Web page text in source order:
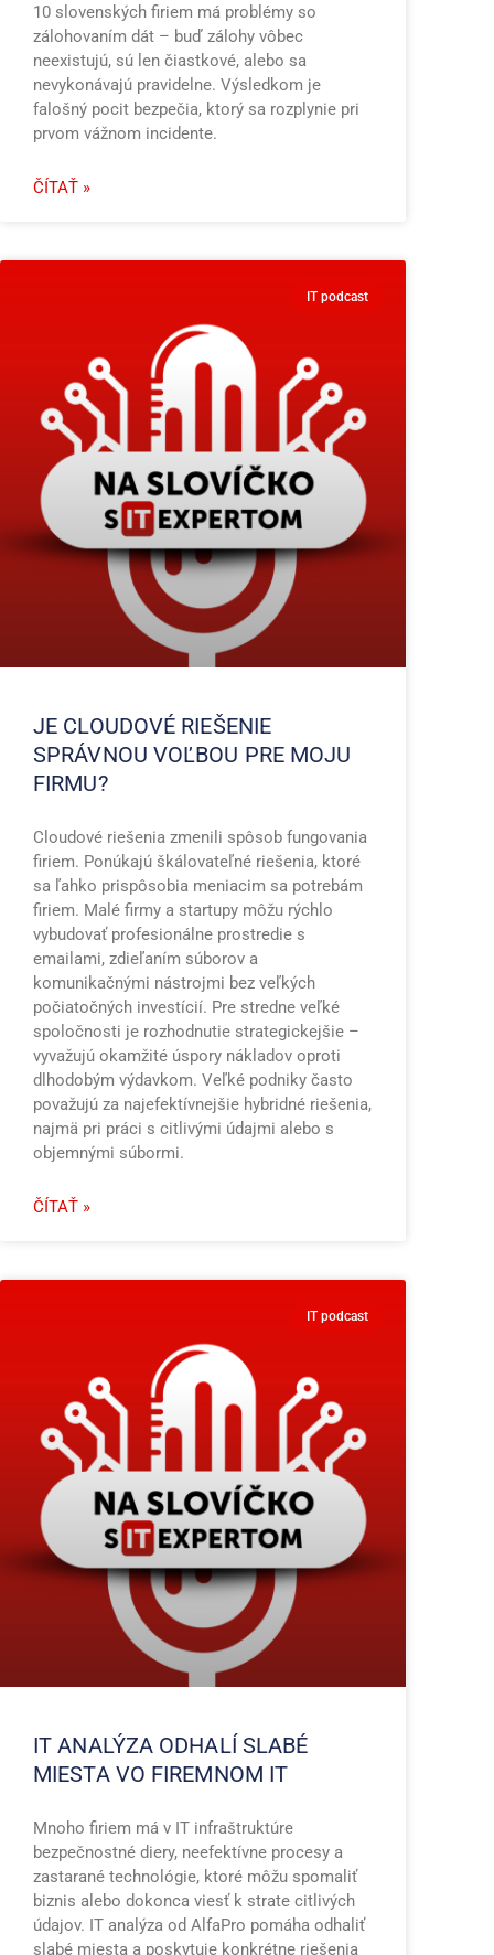
10 slovenských firiem má problémy so
zálohovaním dát – buď zálohy vôbec
neexistujú, sú len čiastkové, alebo sa
nevykonávajú pravidelne. Výsledkom je
falošný pocit bezpečia, ktorý sa rozplynie pri
prvom vážnom incidente.
ČÍTAŤ »
IT podcast
JE CLOUDOVÉ RIEŠENIE
SPRÁVNOU VOĽBOU PRE MOJU
FIRMU?
Cloudové riešenia zmenili spôsob fungovania
firiem. Ponúkajú škálovateľné riešenia, ktoré
sa ľahko prispôsobia meniacim sa potrebám
firiem. Malé firmy a startupy môžu rýchlo
vybudovať profesionálne prostredie s
emailami, zdieľaním súborov a
komunikačnými nástrojmi bez veľkých
počiatočných investícií. Pre stredne veľké
spoločnosti je rozhodnutie strategickejšie –
vyvažujú okamžité úspory nákladov oproti
dlhodobým výdavkom. Veľké podniky často
považujú za najefektívnejšie hybridné riešenia,
najmä pri práci s citlivými údajmi alebo s
objemnými súbormi.
ČÍTAŤ »
IT podcast
IT ANALÝZA ODHALÍ SLABÉ
MIESTA VO FIREMNOM IT
Mnoho firiem má v IT infraštruktúre
bezpečnostné diery, neefektívne procesy a
zastarané technológie, ktoré môžu spomaliť
biznis alebo dokonca viesť k strate citlivých
údajov. IT analýza od AlfaPro pomáha odhaliť
slabé miesta a poskytuje konkrétne riešenia